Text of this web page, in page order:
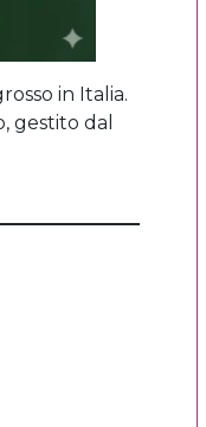
in Italia.
gestito dal